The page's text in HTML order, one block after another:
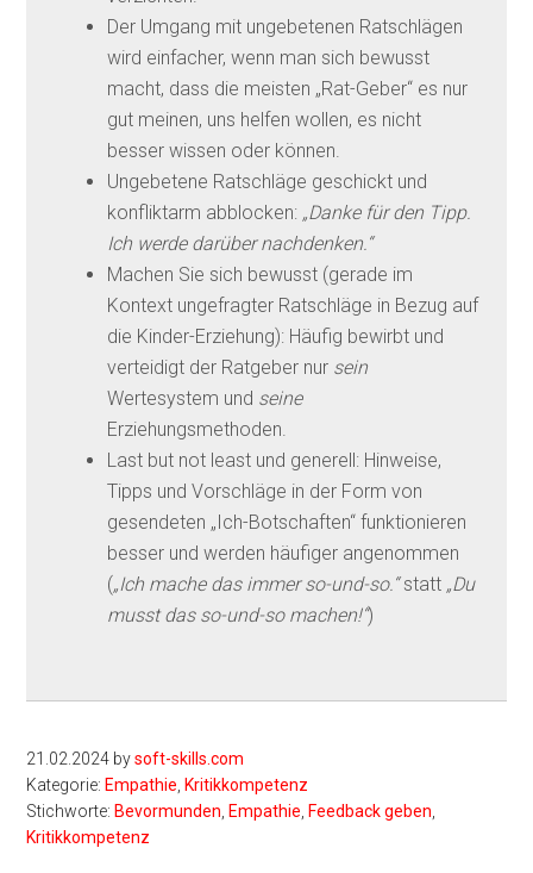
Der Umgang mit ungebetenen Ratschlägen
wird einfacher, wenn man sich bewusst
macht, dass die meisten „Rat-Geber“ es nur
gut meinen, uns helfen wollen, es nicht
besser wissen oder können.
Ungebetene Ratschläge geschickt und
konfliktarm abblocken: „Danke für den Tipp.
Ich werde darüber nachdenken.“
Machen Sie sich bewusst (gerade im
Kontext ungefragter Ratschläge in Bezug auf
die Kinder-Erziehung): Häufig bewirbt und
verteidigt der Ratgeber nur sein
Wertesystem und seine
Erziehungsmethoden.
Last but not least und generell: Hinweise,
Tipps und Vorschläge in der Form von
gesendeten „Ich-Botschaften“ funktionieren
besser und werden häufiger angenommen
(„Ich mache das immer so-und-so.“statt „Du
musst das so-und-so machen!“)
21.02.2024 bysoft-skills.com
Kategorie: Empathie Kritikkompetenz
Stichworte: Bevormunden Empathie Feedback geben
Kritikkompetenz